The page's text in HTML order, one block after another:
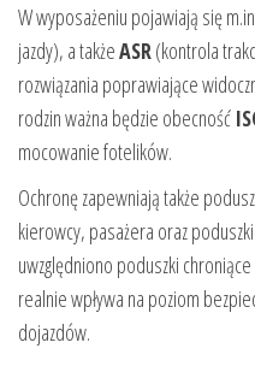
W wyposażeniu pojawiają się
jazdy), a takżeASR(kontrola
rozwiązania poprawiające
rodzin ważna będzie obecność
mocowanie fotelików.
Ochronę zapewniają także
kierowcy, pasażera oraz
uwzględniono poduszki
realnie wpływa na poziom
dojazdów.